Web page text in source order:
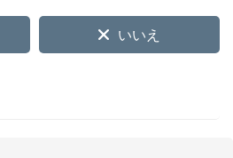
いいえ